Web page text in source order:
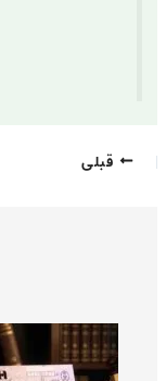
قبلی